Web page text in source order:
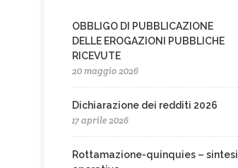
OBBLIGO DI PUBBLICAZIONE
DELLE EROGAZIONI PUBBLICHE
RICEVUTE
20 maggio 2026
Dichiarazione dei redditi 2026
17 aprile 2026
Rottamazione-quinquies – sintesi